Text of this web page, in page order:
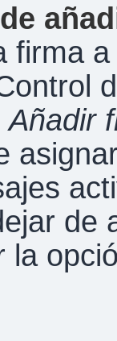
firma
Añadir
de
la